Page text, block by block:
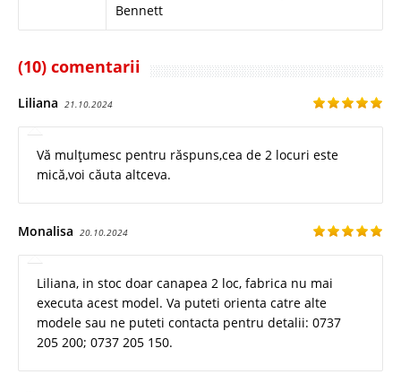
Bennett
(10) comentarii
Liliana 21.10.2024
Vă mulțumesc pentru răspuns,cea de 2 locuri este
mică,voi căuta altceva.
Monalisa 20.10.2024
Liliana, in stoc doar canapea 2 loc, fabrica nu mai
executa acest model. Va puteti orienta catre alte
modele sau ne puteti contacta pentru detalii: 0737
205 200; 0737 205 150.